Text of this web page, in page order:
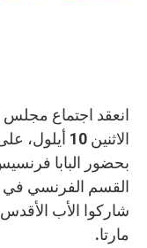
انعقد اجتماع
الاثنين 10
بحضور البابا
القسم الفرنسي في
شاركوا الأب
مارتا.